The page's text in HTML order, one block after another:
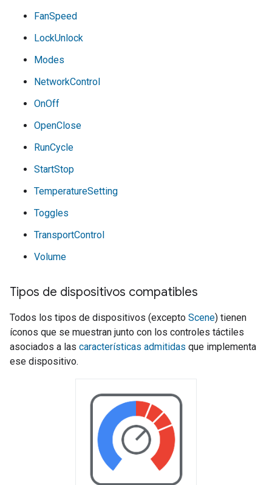
FanSpeed
LockUnlock
Modes
NetworkControl
OnOff
OpenClose
RunCycle
StartStop
TemperatureSetting
Toggles
TransportControl
Volume
Tipos de dispositivos compatibles
Todos los tipos de dispositivos (excepto Scene) tienen
íconos que se muestran junto con los controles táctiles
asociados a las características admitidas que implementa
ese dispositivo.